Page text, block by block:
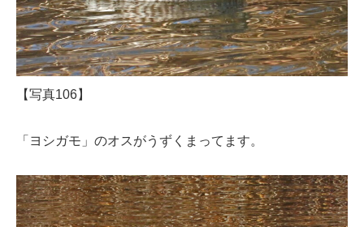
【写真106】
「ヨシガモ」のオスがうずくまってます。